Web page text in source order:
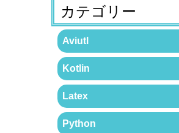
カテゴリー
Aviutl
Kotlin
Latex
Python